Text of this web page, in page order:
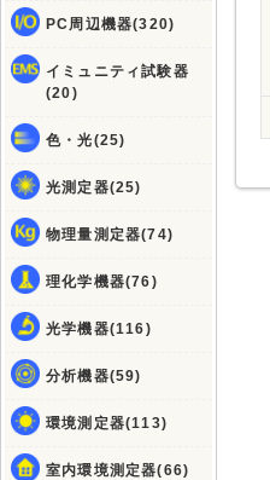
PC周辺機器(320)
イミュニティ試験器
(20)
色・光(25)
光測定器(25)
物理量測定器(74)
理化学機器(76)
光学機器(116)
分析機器(59)
環境測定器(113)
室内環境測定器(66)